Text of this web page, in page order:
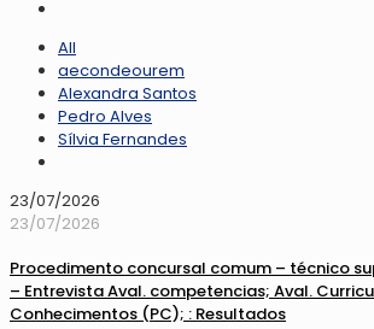
All
aecondeourem
Alexandra Santos
Pedro Alves
Sílvia Fernandes
23/07/2026
23/07/2026
Procedimento concursal comum – técnico
– Entrevista Aval. competencias; Aval.
Conhecimentos (PC); : Resultados